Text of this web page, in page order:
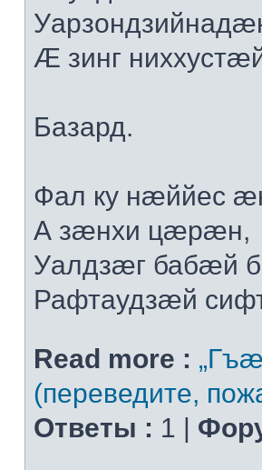
Æ зинг
Базард.
Фал ку нæййес
А зæнхи цæрæн,
Уалдзæг бабæй
Рафтаудзæй
Read more :
(переведите,
Ответы : 1 |